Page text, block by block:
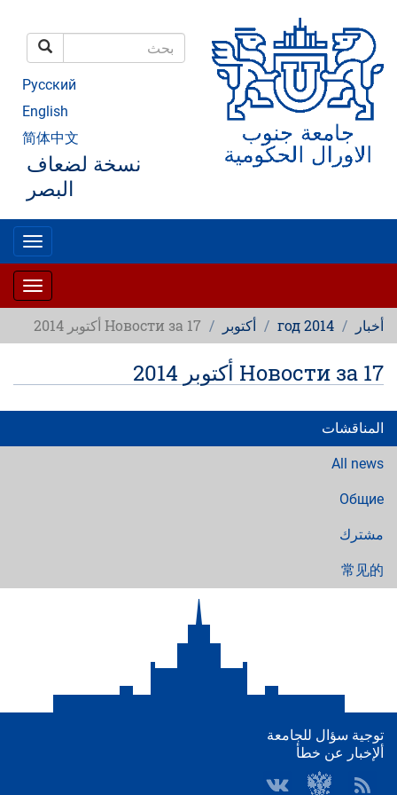
المحتوى
الرئيسي
بحث
Русский
English
简体中文
نسخة لضعاف
البصر
أخبار 2014 год أكتوبر Новости за 17 أكتوبر 2014
Новости за 17 أكتوبر 2014
المناقشات
All news
Общие
مشترك
常见的
توجية سؤال للجامعة
ألإخبار عن خطأ